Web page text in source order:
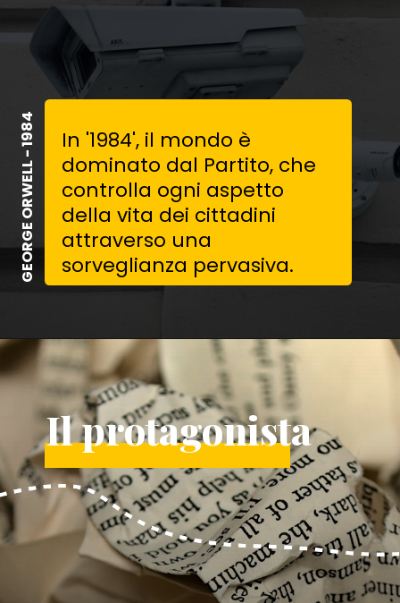
In '1984', il mondo è
dominato dal Partito, che
controlla ogni aspetto
della vita dei cittadini
attraverso una
sorveglianza pervasiva.
GEORGE ORWELL - 1984
Il protagonista